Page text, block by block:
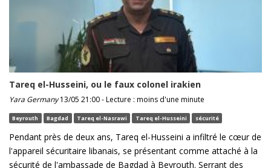
Tareq el-Husseini, ou le faux colonel irakien
Yara Germany13/05 21:00 - Lecture : moins d'une minute
Beyrouth Bagdad Tareq el-Nasrawi Tareq el-Husseini sécurité
Pendant près de deux ans, Tareq el-Husseini a infiltré le cœur de
l'appareil sécuritaire libanais, se présentant comme attaché à la
sécurité de l'ambassade de Bagdad à Beyrouth. Serrant des